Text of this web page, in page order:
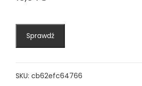
Sprawdź
SKU: cb62efc64766